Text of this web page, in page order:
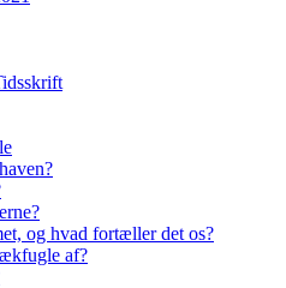
og hvad fortæller det os?
af?